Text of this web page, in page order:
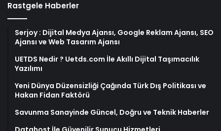
Rastgele Haberler
Serjoy : Dijital Medya Ajansı, Google Reklam Ajansı, SEO
Ajansı ve Web Tasarım Ajansı
UETDS Nedir ? Uetds.com İle Akıllı Dijital Taşımacılık
Yazılımı
Yeni Dünya Düzensizliği Çağında Türk Dış Politikası ve
Hakan Fidan Faktörü
Savunma Sanayinde Güncel, Doğru ve Teknik Haberler